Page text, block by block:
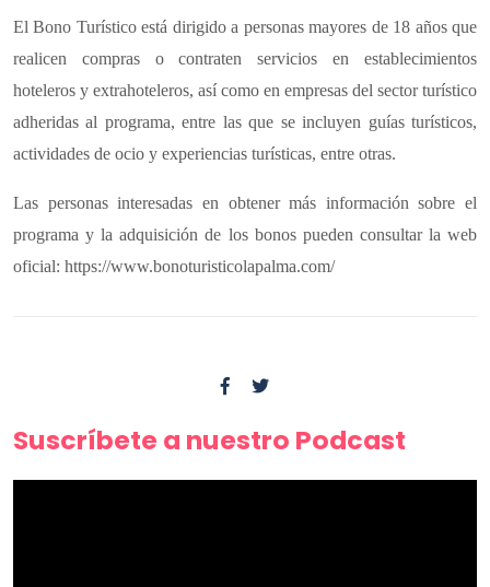
El Bono Turístico está dirigido a personas mayores de 18 años que
realicen compras o contraten servicios en establecimientos
hoteleros y extrahoteleros, así como en empresas del sector turístico
adheridas al programa, entre las que se incluyen guías turísticos,
actividades de ocio y experiencias turísticas, entre otras.
Las personas interesadas en obtener más información sobre el
programa y la adquisición de los bonos pueden consultar la web
oficial: https://www.bonoturisticolapalma.com/
Suscríbete a nuestro Podcast